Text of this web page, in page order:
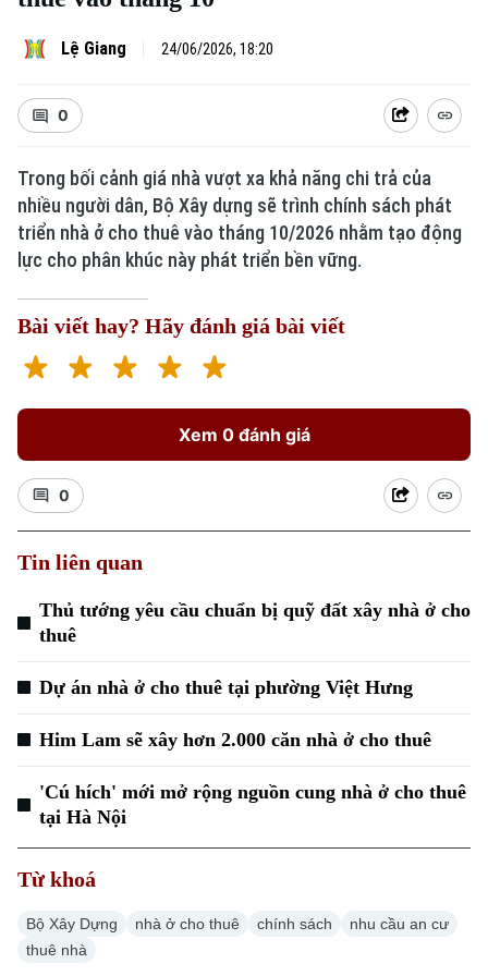
Xu hướng
Chuyên mục
Hà Nội
Hà Nội
Lệ Giang 24/06/2026, 18:20
0
Trong bối cảnh giá nhà vượt xa khả năng chi trả của
nhiều người dân, Bộ Xây dựng sẽ trình chính sách phát
triển nhà ở cho thuê vào tháng 10/2026 nhằm tạo động
lực cho phân khúc này phát triển bền vững.
Bài viết hay? Hãy đánh giá bài viết
Xem 0 đánh giá
0
Tin liên quan
Thủ tướng yêu cầu chuẩn bị quỹ đất xây nhà ở cho
thuê
Dự án nhà ở cho thuê tại phường Việt Hưng
Him Lam sẽ xây hơn 2.000 căn nhà ở cho thuê
'Cú hích' mới mở rộng nguồn cung nhà ở cho thuê
tại Hà Nội
Từ khoá
Bộ Xây Dựng nhà ở cho thuê chính sách
nhu cầu an cư
thuê nhà